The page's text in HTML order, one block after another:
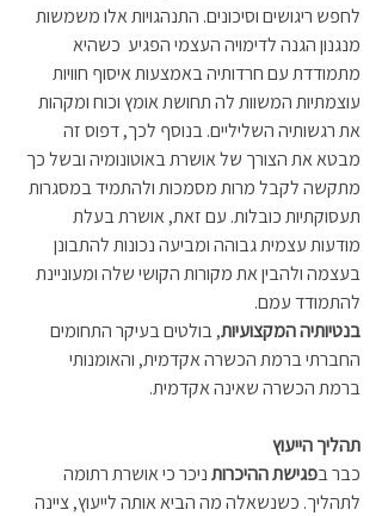
לחפש ריגושים וסיכונים. התנהגויות אלו משמשות
מנגנון הגנה לדימויה העצמי הפגיע  כשהיא
מתמודדת עם חרדותיה באמצעות איסוף חוויות
עוצמתיות המשוות לה תחושת אומץ וכוח ומקהות
את רגשותיה השליליים. בנוסף לכך, דפוס זה
מבטא את הצורך של אושרת באוטונומיה ובשל כך
מתקשה לקבל מרות מסמכות ולהתמיד במסגרות
תעסוקתיות כובלות. עם זאת, אושרת בעלת
מודעות עצמית גבוהה ומביעה נכונות להתבונן
בעצמה ולהבין את מקורות הקושי שלה ומעוניינת
להתמודד עמם.
בנטיותיה המקצועיות, בולטים בעיקר התחומים
החברתי ברמת הכשרה אקדמית, והאומנותי
ברמת הכשרה שאינה אקדמית.
תהליך הייעוץ
כבר בפגישת ההיכרות ניכר כי אושרת רתומה
לתהליך. כשנשאלה מה הביא אותה לייעוץ, ציינה